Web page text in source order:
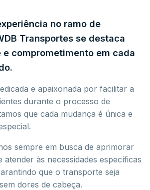
no ramo de
Transportes se destaca
e comprometimento em cada
e apaixonada por facilitar a
durante o processo de
que cada mudança é única e
sempre em busca de aprimorar
atender às necessidades específicas
que o transporte seja
dores de cabeça.